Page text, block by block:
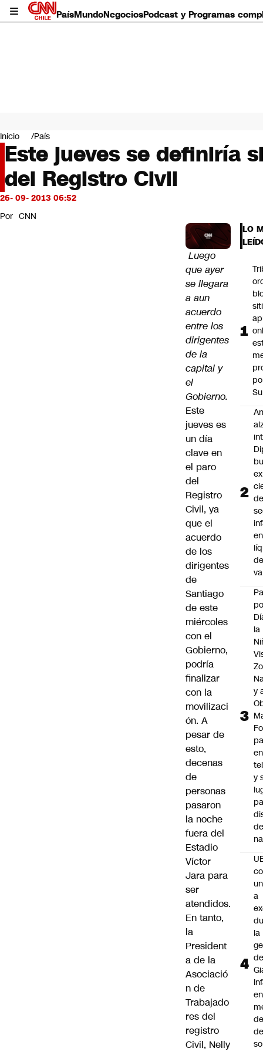
PaísMundoNegociosPodcast y Programas
Mundo
Negocios
Deportes
Programas completos
Cultura
Servicios
Bits
CNN Data
Inicio País
Este jueves se definiría
del Registro Civil
26- 09- 2013 06:52
Por CNN
Luego
que ayer
se llegara
a aun
acuerdo
entre los
dirigentes
de la
capital y
el
Gobierno.
Este
jueves es
un día
clave en
el paro
del
Registro
Civil, ya
que el
acuerdo
de los
dirigentes
de
Santiago
de este
miércoles
con el
Gobierno,
podría
finalizar
con la
movilizaci
ón. A
pesar de
esto,
decenas
de
personas
pasaron
la noche
fuera del
Estadio
Víctor
Jara para
ser
atendidos.
En tanto,
la
President
a de la
Asociació
n de
Trabajado
res del
registro
Civil, Nelly
LO
de
en
de
la
y
en
y
a
la
de
en
de